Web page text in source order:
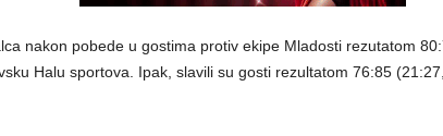
nakon pobede u gostima protiv ekipe Mladosti rezutatom
Halu sportova. Ipak, slavili su gosti rezultatom 76:85